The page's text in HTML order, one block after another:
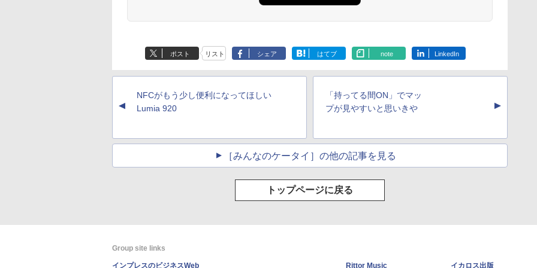
ポスト リスト シェア はてブ note LinkedIn
▲
NFCがもう少し便利になってほしい
Lumia 920
「持ってる間ON」でマッ
プが見やすいと思いきや
▲
［みんなのケータイ］の他の記事を見る
トップページに戻る
Group site links
インプレスのビジネスWeb Rittor Music イカロス出版